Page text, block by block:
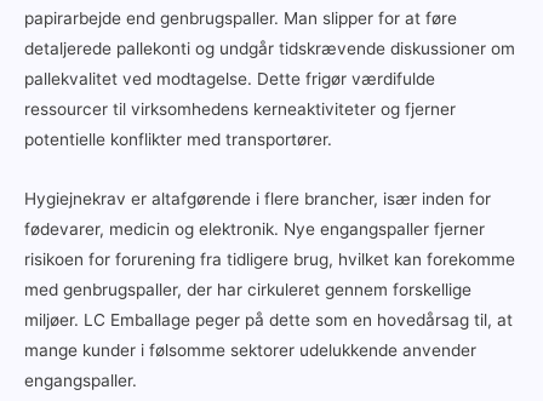
papirarbejde end genbrugspaller. Man slipper for at føre
detaljerede pallekonti og undgår tidskrævende diskussioner om
pallekvalitet ved modtagelse. Dette frigør værdifulde
ressourcer til virksomhedens kerneaktiviteter og fjerner
potentielle konflikter med transportører.
Hygiejnekrav er altafgørende i flere brancher, især inden for
fødevarer, medicin og elektronik. Nye engangspaller fjerner
risikoen for forurening fra tidligere brug, hvilket kan forekomme
med genbrugspaller, der har cirkuleret gennem forskellige
miljøer. LC Emballage peger på dette som en hovedårsag til, at
mange kunder i følsomme sektorer udelukkende anvender
engangspaller.